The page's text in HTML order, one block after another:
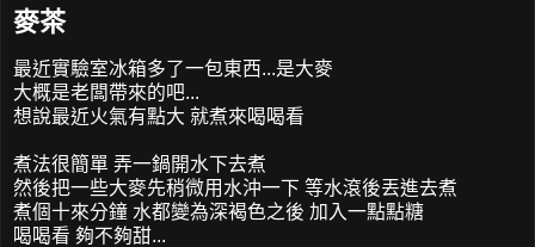
麥茶
最近實驗室冰箱多了一包東西...是大麥
大概是老闆帶來的吧...
想說最近火氣有點大 就煮來喝喝看
煮法很簡單 弄一鍋開水下去煮
然後把一些大麥先稍微用水沖一下 等水滾後丟進去煮
煮個十來分鐘 水都變為深褐色之後 加入一點點糖
喝喝看 夠不夠甜...